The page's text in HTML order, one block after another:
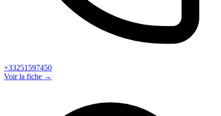
+33251597450
Voir la fiche →